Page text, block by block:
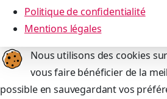
Politique de confidentialité
Mentions légales
Nous utilisons des cookies
vous faire bénéficier de la
possible en sauvegardant vos